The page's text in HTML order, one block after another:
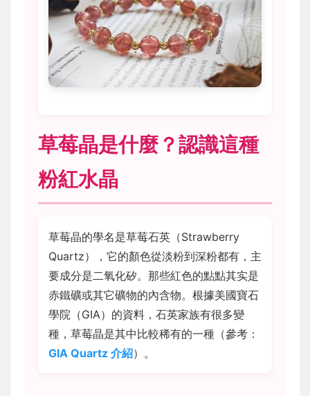
草莓晶是什麼？認識這種
粉紅水晶
草莓晶的學名是草莓石英（Strawberry
Quartz），它的顏色從淡粉到深粉都有，主
要成分是二氧化矽。那些紅色的點點其实是
赤鐵礦或其它礦物的內含物。根據美國寶石
學院（GIA）的資料，石英家族有很多變
種，草莓晶是其中比較稀有的一種（參考：
GIA Quartz 介紹）。